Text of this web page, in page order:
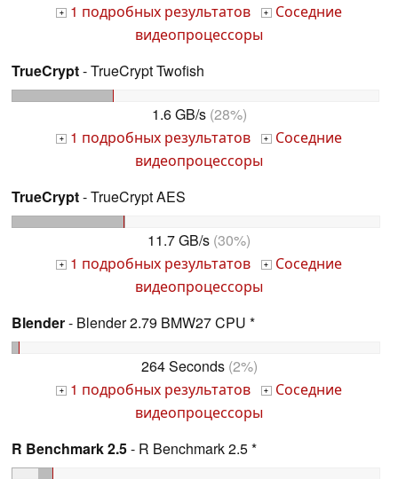
+ 1 подробных результатов + Соседние
видеопроцессоры
TrueCrypt- TrueCrypt Twofish
1.6 GB/s(28%)
+ 1 подробных результатов + Соседние
видеопроцессоры
TrueCrypt- TrueCrypt AES
11.7 GB/s (30%)
+ 1 подробных результатов + Соседние
видеопроцессоры
Blender- Blender 2.79 BMW27 CPU *
264 Seconds(2%)
+ 1 подробных результатов + Соседние
видеопроцессоры
R Benchmark 2.5- R Benchmark 2.5 *